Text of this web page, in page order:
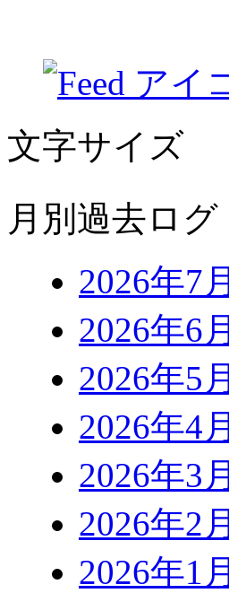
文字サイズ
月別過去ログ
2026年7月
2026年6月
2026年5月
2026年4月
2026年3月
2026年2月
2026年1月